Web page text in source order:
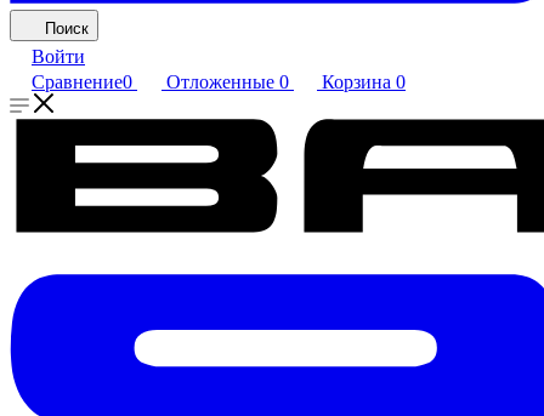
Поиск
Войти
Сравнение0 Отложенные 0 Корзина 0